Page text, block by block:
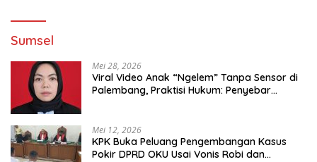
Sumsel
Mei 28, 2026
Viral Video Anak “Ngelem” Tanpa Sensor di
Palembang, Praktisi Hukum: Penyebar
Mei 12, 2026
KPK Buka Peluang Pengembangan Kasus
Pokir DPRD OKU Usai Vonis Robi dan